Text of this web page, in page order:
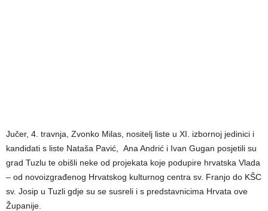
Jučer, 4. travnja, Zvonko Milas, nositelj liste u XI. izbornoj jedinici i
kandidati s liste Nataša Pavić, Ana Andrić i Ivan Gugan posjetili su
grad Tuzlu te obišli neke od projekata koje podupire hrvatska Vlada
– od novoizgrađenog Hrvatskog kulturnog centra sv. Franjo do KŠC
sv. Josip u Tuzli gdje su se susreli i s predstavnicima Hrvata ove
Županije.